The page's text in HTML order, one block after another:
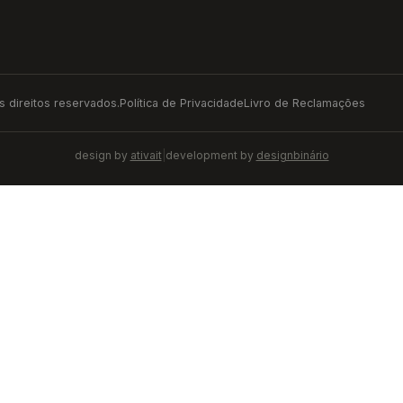
direitos reservados.Política de PrivacidadeLivro de Reclamações
design by ativait development by designbinário